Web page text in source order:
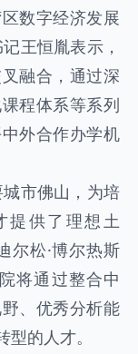
数字经济发展
王恒胤表示，
融合，通过深
程体系等系列
外合作办学机
市佛山，为培
提供了理想土
尔松·博尔热斯
将通过整合中
、优秀分析能
的人才。